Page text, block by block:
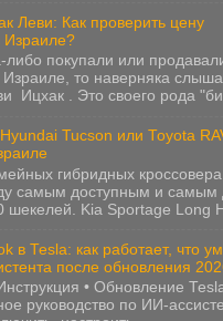
Леви: Как проверить цену
Израиле?
либо покупали или
Израиле, то наверняка
Ицхак . Это своего рода
Tucson или Toyota
гибридных кроссовера.
самым доступным и самым
шекелей. Kia Sportage Long
в Tesla: как работает, что
после обновления
• Обновление
руководство по ИИ-